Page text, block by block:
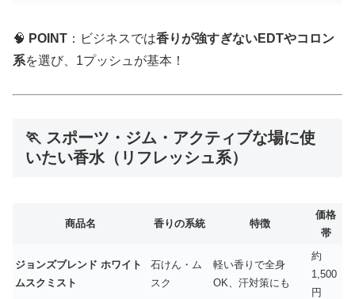
🧠 POINT ：ビジネスでは香りが強すぎないEDTやコロン
系を選び、1プッシュが基本！
🏃 スポーツ・ジム・アクティブな場に使
いたい香水（リフレッシュ系）
商品名 香りの系統 特徴
価格
帯
ジョンズブレンド ホワイト
ムスクミスト
石けん・ム
スク
軽い香りで全身
OK、汗対策にも
約
1,500
円